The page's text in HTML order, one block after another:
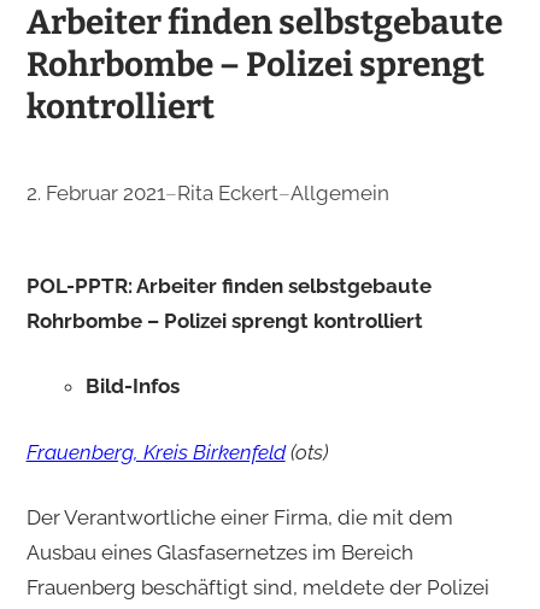
Arbeiter finden selbstgebaute
Rohrbombe – Polizei sprengt
kontrolliert
2. Februar 2021–Rita Eckert–Allgemein
POL-PPTR: Arbeiter finden selbstgebaute
Rohrbombe – Polizei sprengt kontrolliert
Bild-Infos
Frauenberg, Kreis Birkenfeld(ots)
Der Verantwortliche einer Firma, die mit dem
Ausbau eines Glasfasernetzes im Bereich
Frauenberg beschäftigt sind, meldete der Polizei